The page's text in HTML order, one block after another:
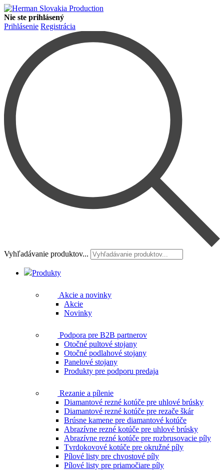
Nie ste prihlásený
Prihlásenie Registrácia
Vyhľadávanie produktov...
Produkty
Akcie a novinky
Akcie
Novinky
Podpora pre B2B partnerov
Otočné pultové stojany
Otočné podlahové stojany
Panelové stojany
Produkty pre podporu predaja
Rezanie a pílenie
Diamantové rezné kotúče pre uhlové brúsky
Diamantové rezné kotúče pre rezače škár
Brúsne kamene pre diamantové kotúče
Abrazívne rezné kotúče pre uhlové brúsky
Abrazívne rezné kotúče pre rozbrusovacie píly
Tvrdokovové kotúče pre okružné píly
Pílové listy pre chvostové píly
Pílové listy pre priamočiare píly